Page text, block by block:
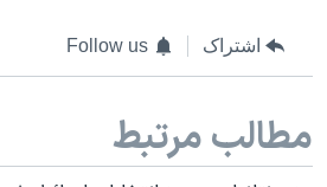
اشتراک Follow us
مطالب مرتبط